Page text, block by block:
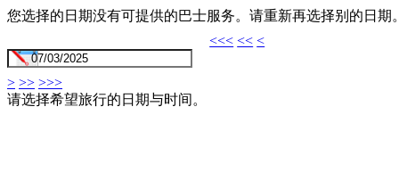
您选择的日期没有可提供的巴士服务。请重新再选择别的日期
<<< << <
> >> >>>
请选择希望旅行的日期与时间。